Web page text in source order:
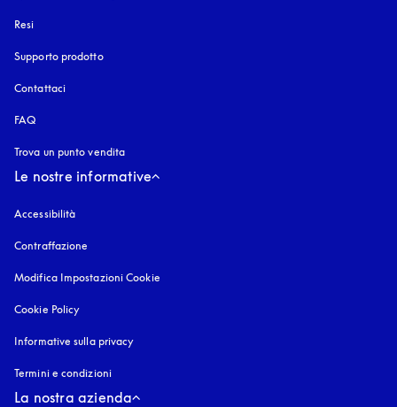
Resi
Supporto prodotto
Contattaci
FAQ
Trova un punto vendita
Le nostre informative
Accessibilità
Contraffazione
Modifica Impostazioni Cookie
Cookie Policy
Informative sulla privacy
Termini e condizioni
La nostra azienda